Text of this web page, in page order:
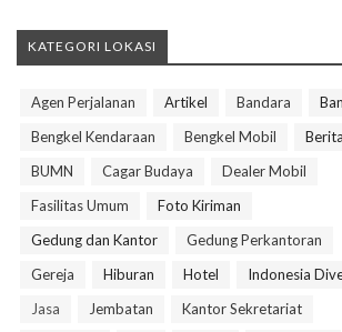
KATEGORI LOKASI
Agen Perjalanan Artikel Bandara
Bengkel Kendaraan
Bengkel Mobil
Berita
BUMN
Cagar Budaya
Dealer Mobil
Fasilitas Umum
Foto Kiriman
Gedung dan Kantor
Gedung Perkantoran
Gereja
Hiburan Hotel
Indonesia
Jasa
Jembatan
Kantor Sekretariat